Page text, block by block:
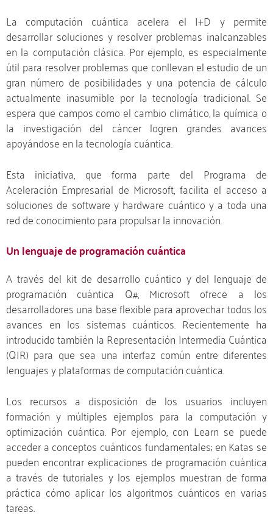
La computación cuántica acelera el I+D y permite
desarrollar soluciones y resolver problemas inalcanzables
en la computación clásica. Por ejemplo, es especialmente
útil para resolver problemas que conllevan el estudio de un
gran número de posibilidades y una potencia de cálculo
actualmente inasumible por la tecnología tradicional. Se
espera que campos como el cambio climático, la química o
la investigación del cáncer logren grandes avances
apoyándose en la tecnología cuántica.
Esta iniciativa, que forma parte del Programa de
Aceleración Empresarial de Microsoft, facilita el acceso a
soluciones de software y hardware cuántico y a toda una
red de conocimiento para propulsar la innovación.
Un lenguaje de programación cuántica
A través del kit de desarrollo cuántico y del lenguaje de
programación cuántica Q#, Microsoft ofrece a los
desarrolladores una base flexible para aprovechar todos los
avances en los sistemas cuánticos. Recientemente ha
introducido también la Representación Intermedia Cuántica
(QIR) para que sea una interfaz común entre diferentes
lenguajes y plataformas de computación cuántica.
Los recursos a disposición de los usuarios incluyen
formación y múltiples ejemplos para la computación y
optimización cuántica. Por ejemplo, con Learn se puede
acceder a conceptos cuánticos fundamentales; en Katas se
pueden encontrar explicaciones de programación cuántica
a través de tutoriales y los ejemplos muestran de forma
práctica cómo aplicar los algoritmos cuánticos en varias
tareas.